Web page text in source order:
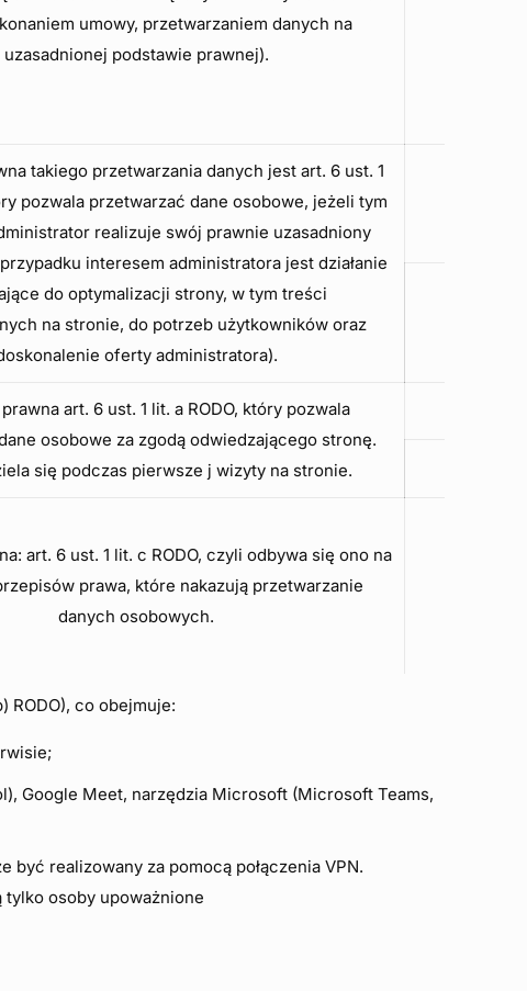
umowy, przetwarzaniem danych na
uzasadnionej podstawie prawnej).
takiego przetwarzania danych jest art. 6 ust. 1
pozwala przetwarzać dane osobowe, jeżeli tym
realizuje swój prawnie uzasadniony
interesem administratora jest działanie
do optymalizacji strony, w tym treści
na stronie, do potrzeb użytkowników oraz
oferty administratora).
art. 6 ust. 1 lit. a RODO, który pozwala
osobowe za zgodą odwiedzającego stronę.
się podczas pierwsze j wizyty na stronie.
art. 6 ust. 1 lit. c RODO, czyli odbywa się ono na
prawa, które nakazują przetwarzanie
danych osobowych.
RODO), co obejmuje:
Google Meet, narzędzia Microsoft (Microsoft Teams,
realizowany za pomocą połączenia VPN.
tylko osoby upoważnione